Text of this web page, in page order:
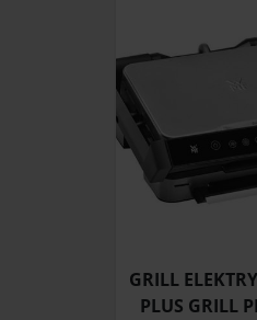
społecznościowym,
Partnerzy mogą połączyć te
otrzymanymi od Ciebie lub
korzystania z ich usług.
GRILL
PLUS GRILL